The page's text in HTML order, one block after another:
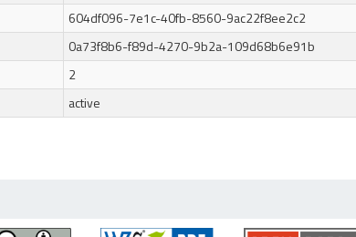
604df096-7e1c-40fb-8560-9ac22f8ee2c2
0a73f8b6-f89d-4270-9b2a-109d68b6e91b
2
active